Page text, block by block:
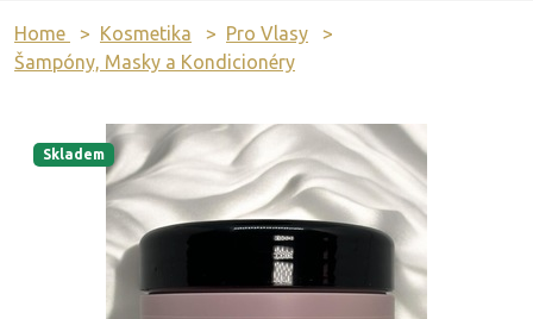
Home Kosmetika
Pro Vlasy
Šampóny, Masky a Kondicionéry
Skladem